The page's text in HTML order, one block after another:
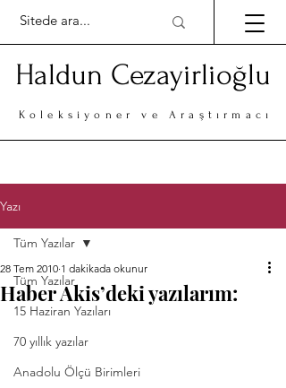
Haldun Cezayirlioğlu
Koleksiyoner ve Araştırmacı
Yazı
Tüm Yazılar
15 Haziran Yazıları
70 yıllık yazılar
Anadolu Ölçü Birimleri
Tüm Yazılar
Haber Akis’deki yazılarım:
28 Tem 2010 1 dakikada okunur